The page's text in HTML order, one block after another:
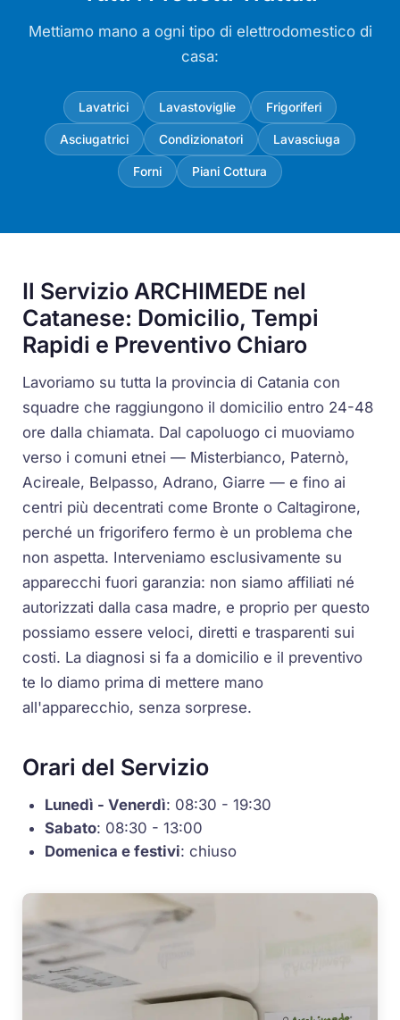
Mettiamo mano a ogni tipo di elettrodomestico di
casa:
Lavatrici Lavastoviglie Frigoriferi
Asciugatrici Condizionatori Lavasciuga
Forni Piani Cottura
Il Servizio ARCHIMEDE nel
Catanese: Domicilio, Tempi
Rapidi e Preventivo Chiaro
Lavoriamo su tutta la provincia di Catania con
squadre che raggiungono il domicilio entro 24-48
ore dalla chiamata. Dal capoluogo ci muoviamo
verso i comuni etnei — Misterbianco, Paternò,
Acireale, Belpasso, Adrano, Giarre — e fino ai
centri più decentrati come Bronte o Caltagirone,
perché un frigorifero fermo è un problema che
non aspetta. Interveniamo esclusivamente su
apparecchi fuori garanzia: non siamo affiliati né
autorizzati dalla casa madre, e proprio per questo
possiamo essere veloci, diretti e trasparenti sui
costi. La diagnosi si fa a domicilio e il preventivo
te lo diamo prima di mettere mano
all'apparecchio, senza sorprese.
Orari del Servizio
Lunedì - Venerdì: 08:30 - 19:30
Sabato: 08:30 - 13:00
Domenica e festivi: chiuso